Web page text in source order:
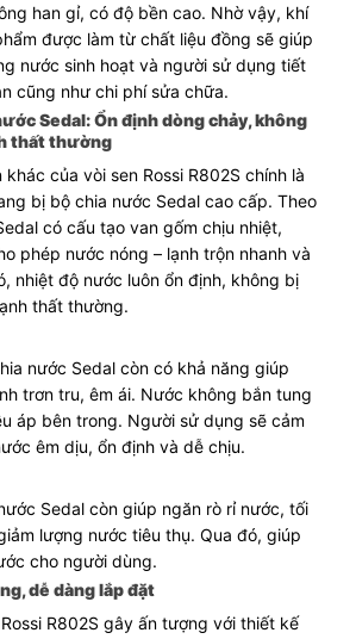
han gỉ, có độ bền cao. Nhờ vậy, khí
được làm từ chất liệu đồng sẽ giúp
nước sinh hoạt và người sử dụng tiết
cũng như chi phí sửa chữa.
Sedal: Ổn định dòng chảy, không
thất thường
của vòi sen Rossi R802S chính là
bị bộ chia nước Sedal cao cấp. Theo
có cấu tạo van gốm chịu nhiệt,
phép nước nóng – lạnh trộn nhanh và
nhiệt độ nước luôn ổn định, không bị
thất thường.
nước Sedal còn có khả năng giúp
trơn tru, êm ái. Nước không bắn tung
áp bên trong. Người sử dụng sẽ cảm
êm dịu, ổn định và dễ chịu.
Sedal còn giúp ngăn rò rỉ nước, tối
lượng nước tiêu thụ. Qua đó, giúp
cho người dùng.
dễ dàng lắp đặt
R802S gây ấn tượng với thiết kế